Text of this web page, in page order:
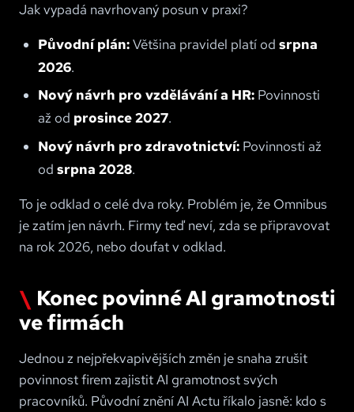
Jak vypadá navrhovaný posun v praxi?
Původní plán:Většina pravidel platí od srpna
2026.
Nový návrh pro vzdělávání a HR: Povinnosti
až od prosince 2027.
Nový návrh pro zdravotnictví: Povinnosti až
od srpna 2028.
To je odklad o celé dva roky. Problém je, že Omnibus
je zatím jen návrh. Firmy teď neví, zda se připravovat
na rok 2026, nebo doufat v odklad.
Konec povinné AI gramotnosti
ve firmách
Jednou z nejpřekvapivějších změn je snaha zrušit
povinnost firem zajistit AI gramotnost svých
pracovníků. Původní znění AI Actu říkalo jasně: kdo s